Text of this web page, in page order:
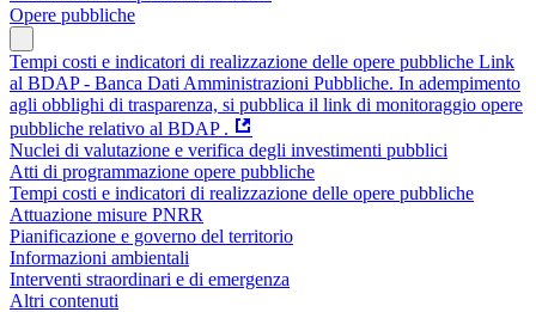
Opere pubbliche
Tempi costi e indicatori di realizzazione delle opere pubbliche Link
al BDAP - Banca Dati Amministrazioni Pubbliche. In adempimento
agli obblighi di trasparenza, si pubblica il link di monitoraggio opere
pubbliche relativo al BDAP .
Nuclei di valutazione e verifica degli investimenti pubblici
Atti di programmazione opere pubbliche
Tempi costi e indicatori di realizzazione delle opere pubbliche
Attuazione misure PNRR
Pianificazione e governo del territorio
Informazioni ambientali
Interventi straordinari e di emergenza
Altri contenuti